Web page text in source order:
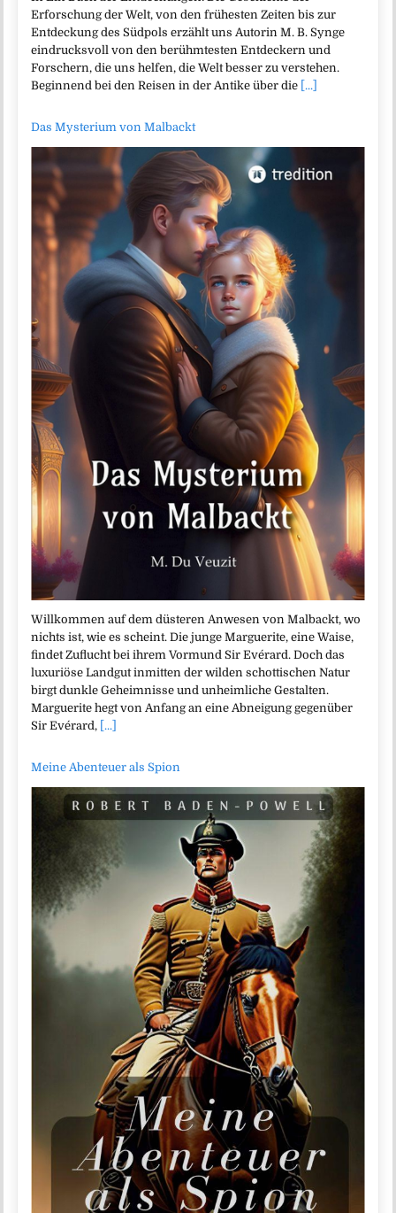
Erforschung der Welt, von den frühesten Zeiten bis zur
Entdeckung des Südpols erzählt uns Autorin M. B. Synge
eindrucksvoll von den berühmtesten Entdeckern und
Forschern, die uns helfen, die Welt besser zu verstehen.
Beginnend bei den Reisen in der Antike über die [...]
Das Mysterium von Malbackt
Willkommen auf dem düsteren Anwesen von Malbackt, wo
nichts ist, wie es scheint. Die junge Marguerite, eine Waise,
findet Zuflucht bei ihrem Vormund Sir Evérard. Doch das
luxuriöse Landgut inmitten der wilden schottischen Natur
birgt dunkle Geheimnisse und unheimliche Gestalten.
Marguerite hegt von Anfang an eine Abneigung gegenüber
Sir Evérard, [...]
Meine Abenteuer als Spion